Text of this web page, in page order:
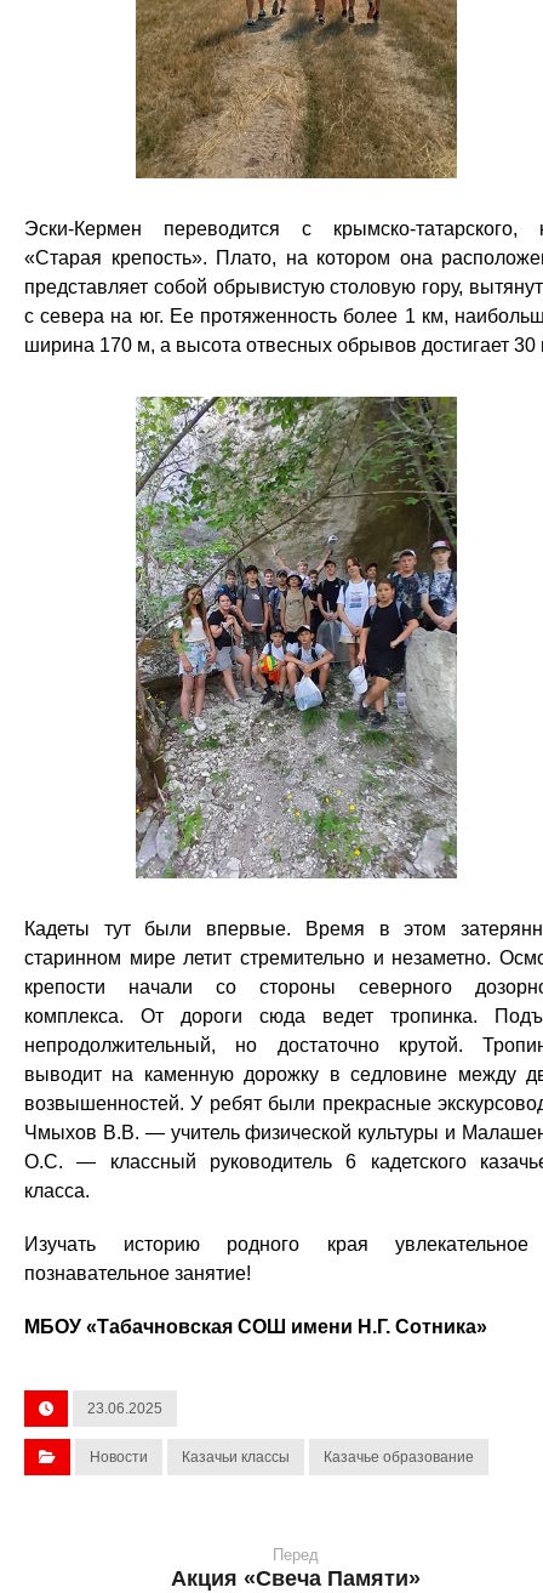
Эски-Кермен переводится с крымско-татарского,
«Старая крепость». Плато, на котором она
представляет собой обрывистую столовую гору,
с севера на юг. Ее протяженность более 1 км,
ширина 170 м, а высота отвесных обрывов достигает 30
Кадеты тут были впервые. Время в этом
старинном мире летит стремительно и незаметно.
крепости начали со стороны северного
комплекса. От дороги сюда ведет тропинка.
непродолжительный, но достаточно крутой.
выводит на каменную дорожку в седловине между
возвышенностей. У ребят были прекрасные
Чмыхов В.В. — учитель физической культуры и
О.С. — классный руководитель 6 кадетского
класса.
Изучать историю родного края
познавательное занятие!
МБОУ «Табачновская СОШ имени Н.Г. Сотника»
23.06.2025
Новости Казачьи классы Казачье образование
Перед
Акция «Свеча Памяти»